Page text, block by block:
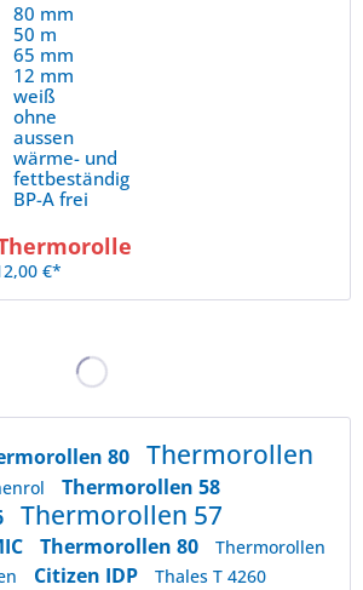
80 mm
50 m
65 mm
12 mm
weiß
ohne
aussen
wärme- und
fettbeständig
BP-A frei
€*
80
Thermorollen
Thermorollen 58
Thermorollen 57
Thermorollen 80
Thermorollen
Citizen IDP
Thales T 4260